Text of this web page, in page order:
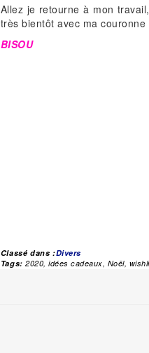
Allez je retourne à mon
très bientôt avec ma couronne
BISOU
Classé dans :Divers
Tags:2020,idées cadeaux, Noël,